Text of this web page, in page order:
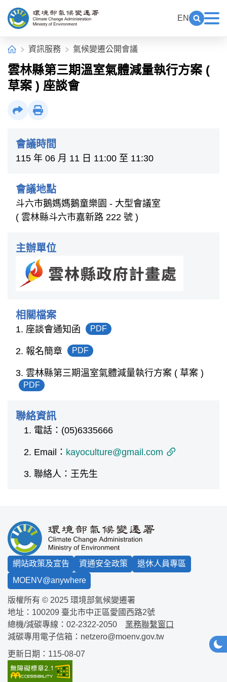
EN
首頁資訊服務 氣候變遷公開會議
雲林縣第三期溫室氣體減量執行方案 (
草案 ) 座談會
會議時間
115 年 06 月 11 日 11:00 至 11:30
會議地點
斗六市鵝媽媽鵝童樂園 - 大型會議室
( 雲林縣斗六市嘉新路 222 號 )
主辦單位
相關檔案
1. 座談會通知函 PDF
2. 報名簡章 PDF
3. 雲林縣第三期溫室氣體減量執行方案 ( 草案 )
PDF
聯絡資訊
電話：(05)6335666
Email： kayoculture@gmail.com
聯絡人：王先生
網站政策及宣告 資通安全政策
退休人員專區
MOENV@anywhere
版權所有 © 2025 環境部氣候變遷署
地址：100209 臺北市中正區愛國西路2號
總機/減碳專線： 02-2322-2050
業務聯繫窗口
減碳專用電子信箱： netzero@moenv.gov.tw
更新日期：115-08-07
網站
深